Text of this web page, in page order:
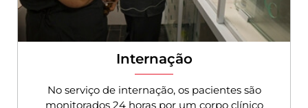
Internação
No serviço de internação, os pacientes são
monitorados 24 horas por um corpo clínico